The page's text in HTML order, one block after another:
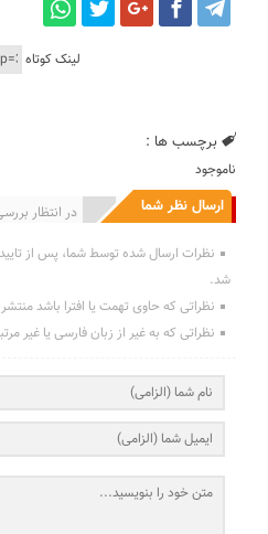
لینک کوتاه
برچسب ها :
ناموجود
ارسال نظر شما در انتظار انتشار یافته : 0
نظرات ارسال شده توسط شما، پس از
شد.
نظراتی که حاوی تهمت یا افترا باشد
نظراتی که به غیر از زبان فارسی یا غیر